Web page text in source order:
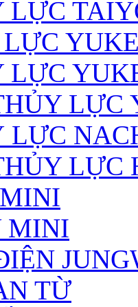
LỰC
LỰC
LỰC
LỰC
LỰC
MINI
TỪ